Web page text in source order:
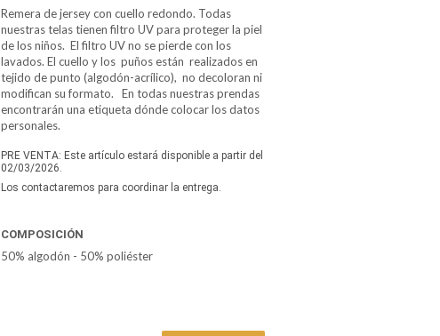
Remera de jersey con cuello redondo. Todas
nuestras telas tienen filtro UV para proteger la piel
de los niños. El filtro UV no se pierde con los
lavados. El cuello y los puños están realizados en
tejido de punto (algodón-acrílico), no decoloran ni
modifican su formato. En todas nuestras prendas
encontrarán una etiqueta dónde colocar los datos
personales.
PRE VENTA: Este artículo estará disponible a partir del
02/03/2026.
Los contactaremos para coordinar la entrega.
COMPOSICIÓN
50% algodón - 50% poliéster